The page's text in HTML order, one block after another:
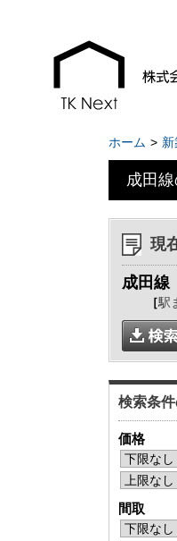
ホーム
成田
現
成田線
［駅
検索条
価格
間取
千葉本店
松戸支店
成田支店
東京支店
神奈川支
沖縄支店